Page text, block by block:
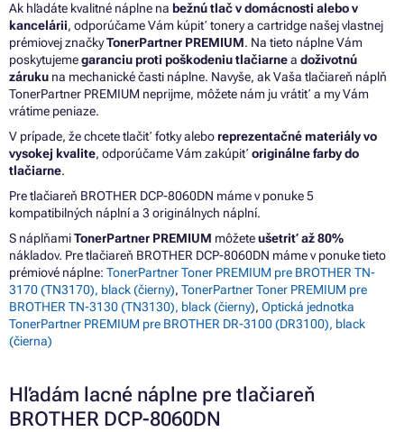
Ak hľadáte kvalitné náplne na bežnú tlač v domácnosti alebo v
kancelárii, odporúčame Vám kúpiť tonery a cartridge našej vlastnej
prémiovej značkyTonerPartner PREMIUM. Na tieto náplne Vám
poskytujemegaranciu proti poškodeniu tlačiarnea doživotnú
záruku na mechanické časti náplne. Navyše, ak Vaša tlačiareň náplň
TonerPartner PREMIUM neprijme, môžete nám ju vrátiť a my Vám
vrátime peniaze.
V prípade, že chcete tlačiť fotky aleboreprezentačné materiály vo
vysokej kvalite, odporúčame Vám zakúpiť originálne farby do
tlačiarne.
Pre tlačiareň BROTHER DCP-8060DN máme v ponuke 5
kompatibilných náplní a 3 originálnych náplní.
S náplňamiTonerPartner PREMIUM môžeteušetriť až 80%
nákladov. Pre tlačiareň BROTHER DCP-8060DN máme v ponuke tieto
prémiové náplne: TonerPartner Toner PREMIUM pre BROTHER TN-
3170 (TN3170), black (čierny), TonerPartner Toner PREMIUM pre
BROTHER TN-3130 (TN3130), black (čierny), Optická jednotka
TonerPartner PREMIUM pre BROTHER DR-3100 (DR3100), black
(čierna)
Hľadám lacné náplne pre tlačiareň
BROTHER DCP-8060DN